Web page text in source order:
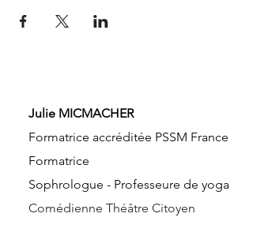
Julie MICMACHER
Formatrice accréditée PSSM France
Formatrice
Sophrologue - Professeure de yoga
Comédienne Théâtre Citoyen